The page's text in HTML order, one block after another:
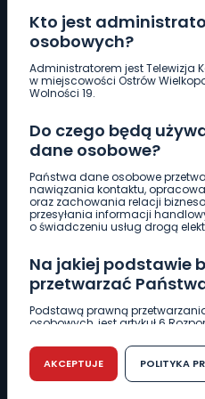
Kto jest
osobowych?
Administratorem jest Telewizja
w miejscowości Ostrów
Wolności 19.
Do czego będą
dane osobowe?
Państwa dane osobowe
nawiązania kontaktu,
oraz zachowania relacji
przesyłania informacji
o świadczeniu usług drogą
Na jakiej podstawie
przetwarzać
Podstawą prawną
osobowych, jest artykuł 6
r. w sprawie ochrony osób
przetwarzaniem danych
swobodnego przepływu takich
dyrektywy 95/46/WE (RODO).
AKCEPTUJE POLITYKA
Pobierz logotyp
661 997 997
REDAKCJA
62 735 22 22
DZIAŁ REKLAMY
62 735 01 85
WIADOMOŚCI
CIEKAWOSTKI